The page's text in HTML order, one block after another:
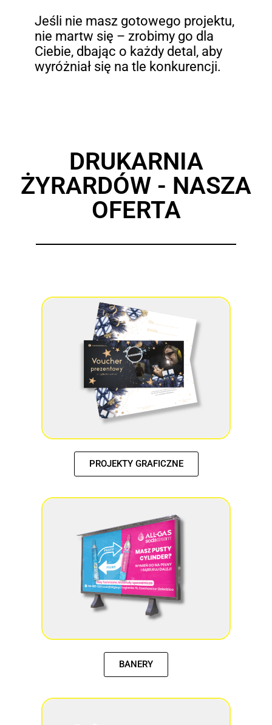
Jeśli nie masz gotowego projektu,
nie martw się – zrobimy go dla
Ciebie, dbając o każdy detal, aby
wyróżniał się na tle konkurencji.
DRUKARNIA
ŻYRARDÓW - NASZA
OFERTA
PROJEKTY GRAFICZNE
BANERY